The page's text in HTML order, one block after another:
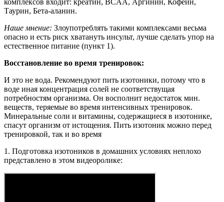
Таурин, Бета-аланин.
Наше мнение: Злоупотреблять такими комплексами весьма
опасно и есть риск хватануть инсульт, лучше сделать упор на
естественное питание (пункт 1).
Восстановление во время тренировок:
И это не вода. Рекомендуют пить изотоники, потому что в
воде иная концентрация солей не соответствущая
потребностям организма. Он восполнит недостаток мин.
веществ, теряемые во время интенсивных тренировок.
Минеральные соли и витамины, содержащиеся в изотонике,
спасут организм от истощения. Пить изотоник можно перед
тренировкой, так и во время
1. Подготовка изотоников в домашних условиях неплохо
представлено в этом видеоролике: